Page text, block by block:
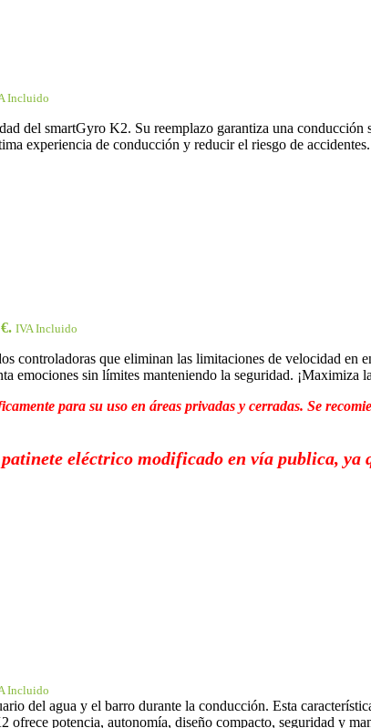
Incluido
del smartGyro K2. Su reemplazo garantiza una
experiencia de conducción y reducir el riesgo de accidentes.
IVA Incluido
controladoras que eliminan las limitaciones de velocidad en
emociones sin límites manteniendo la seguridad.
para su uso en áreas privadas y cerradas. Se
eléctrico modificado en vía publica,
Incluido
del agua y el barro durante la conducción. Esta
potencia, autonomía, diseño compacto, seguridad y